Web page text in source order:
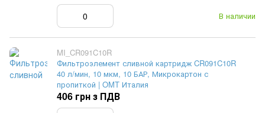
В наличии
MI_CR091C10R
Фильтроэлемент сливной картридж CR091C10R
40 л/мин, 10 мкм, 10 БАР, Микрокартон с
пропиткой | OMT Италия
406 грн з ПДВ